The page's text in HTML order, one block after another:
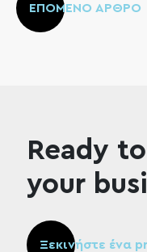
ΕΠΟΜΕΝΟ ΑΡΘΡΟ
Ready to
your
Ξεκινήστε ένα